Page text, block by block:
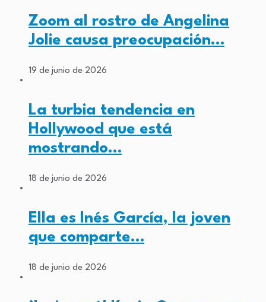
Zoom al rostro de Angelina
Jolie causa preocupación…
19 de junio de 2026
La turbia tendencia en
Hollywood que está
mostrando…
18 de junio de 2026
Ella es Inés García, la joven
que comparte…
18 de junio de 2026